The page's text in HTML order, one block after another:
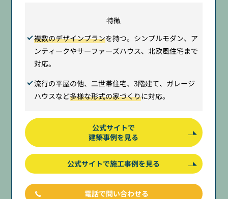
特徴
複数のデザインプランを持つ。シンプルモダン、ア
ンティークやサーファーズハウス、北欧風住宅まで
対応。
流行の平屋の他、二世帯住宅、3階建て、ガレージ
ハウスなど多様な形式の家づくりに対応。
公式サイトで
建築事例を見る
公式サイトで施工事例を見る
電話で問い合わせる